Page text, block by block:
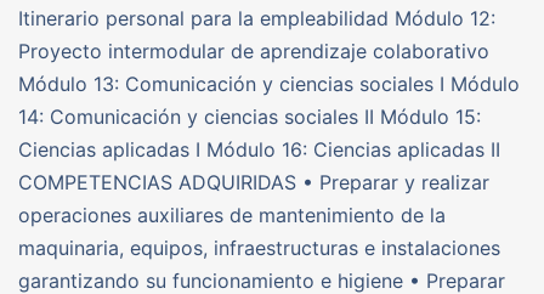
Itinerario personal para la empleabilidad Módulo 12:
Proyecto intermodular de aprendizaje colaborativo
Módulo 13: Comunicación y ciencias sociales I Módulo
14: Comunicación y ciencias sociales II Módulo 15:
Ciencias aplicadas I Módulo 16: Ciencias aplicadas II
COMPETENCIAS ADQUIRIDAS • Preparar y realizar
operaciones auxiliares de mantenimiento de la
maquinaria, equipos, infraestructuras e instalaciones
garantizando su funcionamiento e higiene • Preparar